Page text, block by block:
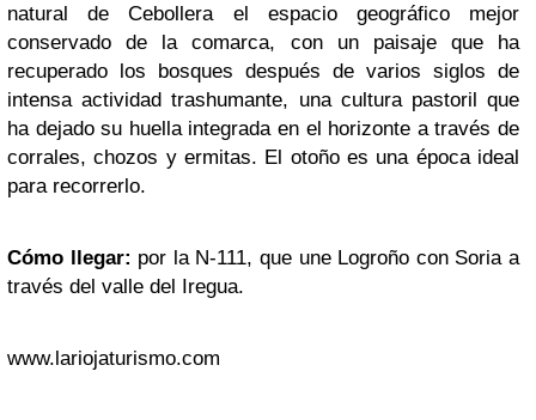
natural de Cebollera el espacio geográfico mejor
conservado de la comarca, con un paisaje que ha
recuperado los bosques después de varios siglos de
intensa actividad trashumante, una cultura pastoril que
ha dejado su huella integrada en el horizonte a través de
corrales, chozos y ermitas. El otoño es una época ideal
para recorrerlo.
Cómo llegar: por la N-111, que une Logroño con Soria a
través del valle del Iregua.
www.lariojaturismo.com